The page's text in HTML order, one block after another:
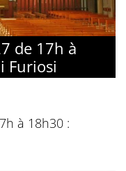
de 17h à
Furiosi
à 18h30 :